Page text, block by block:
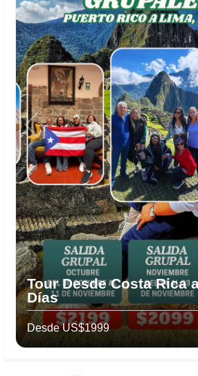
Tour Desde Costa Rica
Días
Desde US$1999